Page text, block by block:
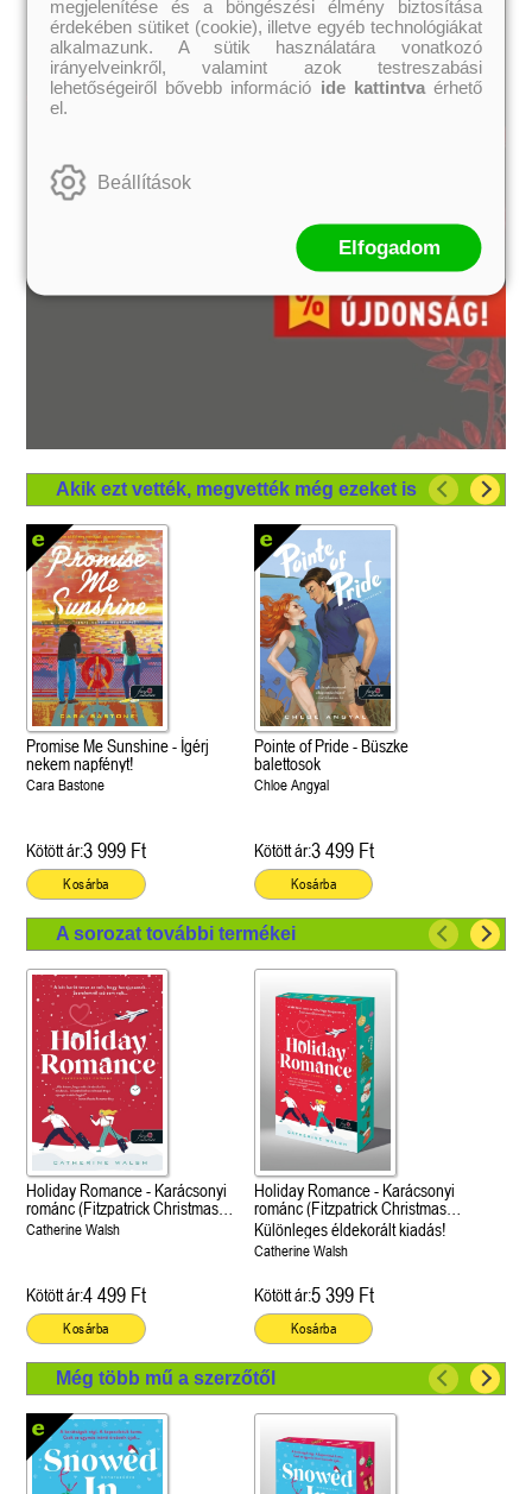
Akik ezt vették, megvették még ezeket is
Promise Me Sunshine - Ígérj
nekem napfényt!
Cara Bastone
Kötött ár:3 999 Ft
Kosárba
Pointe of Pride - Büszke
balettosok
Chloe Angyal
Kötött ár:3 499 Ft
Kosárba
A sorozat további termékei
Holiday Romance - Karácsonyi
románc (Fitzpatrick Christmas
1.)
Catherine Walsh
Kötött ár:4 499 Ft
Kosárba
Holiday Romance - Karácsonyi
románc (Fitzpatrick Christmas
1.)
Különleges éldekorált kiadás!
Catherine Walsh
Kötött ár:5 399 Ft
Kosárba
Még több mű a szerzőtől
megjelenítése és a böngészési élmény biztosítása
érdekében sütiket (cookie), illetve egyéb technológiákat
alkalmazunk. A sütik használatára vonatkozó
irányelveinkről, valamint azok testreszabási
lehetőségeiről bővebb információ ide kattintvaérhető
el.
Beállítások
Elfogadom